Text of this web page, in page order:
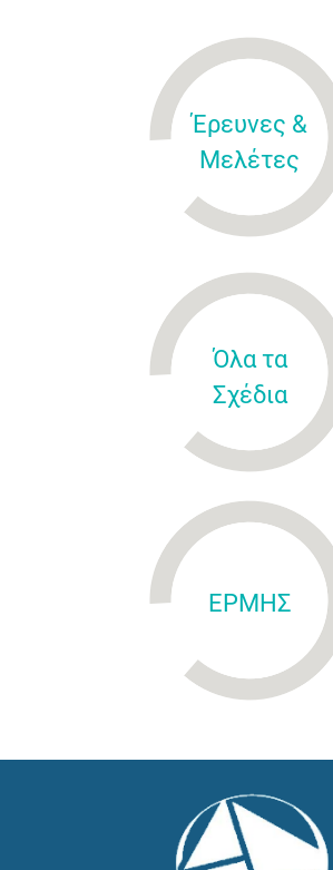
Έρευνες &
Μελέτες
Όλα τα
Σχέδια
ΕΡΜΗΣ